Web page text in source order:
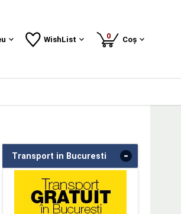
WishList 0produse
Coș
Transport in Bucuresti -